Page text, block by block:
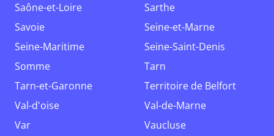
Saône-et-Loire
Sarthe
Savoie
Seine-et-Marne
Seine-Maritime
Seine-Saint-Denis
Somme
Tarn
Tarn-et-Garonne
Territoire de Belfort
Val-d'oise
Val-de-Marne
Var
Vaucluse